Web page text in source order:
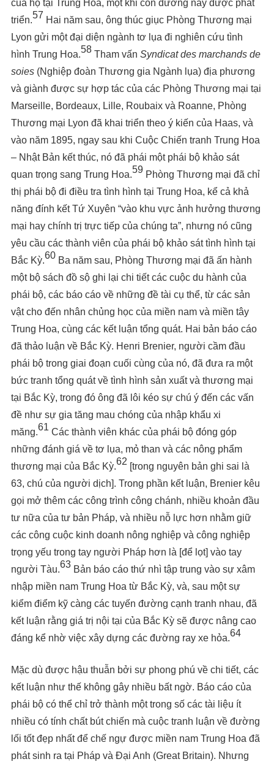
của họ tại Trung Hoa, một khi con đường này được phát
triển.57 Hai năm sau, ông thúc giục Phòng Thương mại
Lyon gửi một đại diện ngành tơ lụa đi nghiên cứu tình
hình Trung Hoa.58 Tham vấn Syndicat des marchands de
soies (Nghiệp đoàn Thương gia Ngành lụa) địa phương
và giành được sự hợp tác của các Phòng Thương mại tại
Marseille, Bordeaux, Lille, Roubaix và Roanne, Phòng
Thương mại Lyon đã khai triển theo ý kiến của Haas, và
vào năm 1895, ngay sau khi Cuộc Chiến tranh Trung Hoa
– Nhật Bản kết thúc, nó đã phái một phái bộ khảo sát
quan trọng sang Trung Hoa.59 Phòng Thương mại đã chỉ
thị phái bộ đi điều tra tình hình tại Trung Hoa, kể cả khả
năng đính kết Tứ Xuyên “vào khu vực ảnh hưởng thương
mại hay chính trị trực tiếp của chúng ta”, nhưng nó cũng
yêu cầu các thành viên của phái bộ khảo sát tình hình tại
Bắc Kỳ.60 Ba năm sau, Phòng Thương mại đã ấn hành
một bộ sách đồ sộ ghi lại chi tiết các cuộc du hành của
phái bộ, các báo cáo về những đề tài cụ thể, từ các sản
vật cho đến nhân chủng học của miền nam và miền tây
Trung Hoa, cùng các kết luận tổng quát. Hai bản báo cáo
đã thảo luận về Bắc Kỳ. Henri Brenier, người cầm đầu
phái bộ trong giai đoạn cuối cùng của nó, đã đưa ra một
bức tranh tổng quát về tình hình sản xuất và thương mại
tại Bắc Kỳ, trong đó ông đã lôi kéo sự chú ý đến các vấn
đề như sự gia tăng mau chóng của nhập khẩu xi
măng.61 Các thành viên khác của phái bộ đóng góp
những đánh giá về tơ lụa, mỏ than và các nông phẩm
thương mại của Bắc Kỳ.62 [trong nguyên bản ghi sai là
63, chú của người dịch]. Trong phần kết luận, Brenier kêu
gọi mở thêm các công trình công chánh, nhiều khoản đầu
tư nữa của tư bản Pháp, và nhiều nỗ lực hơn nhằm giữ
các công cuộc kinh doanh nông nghiệp và công nghiệp
trọng yếu trong tay người Pháp hơn là [để lọt] vào tay
người Tàu.63 Bản báo cáo thứ nhì tập trung vào sự xâm
nhập miền nam Trung Hoa từ Bắc Kỳ, và, sau một sự
kiểm điểm kỹ càng các tuyến đường cạnh tranh nhau, đã
kết luận rằng giá trị nội tại của Bắc Kỳ sẽ được nâng cao
đáng kể nhờ việc xây dựng các đường ray xe hỏa.64
Mặc dù được hậu thuẫn bởi sự phong phú về chi tiết, các
kết luận như thế không gây nhiều bất ngờ. Báo cáo của
phái bộ có thể chỉ trở thành một trong số các tài liệu ít
nhiều có tính chất bút chiến mà cuộc tranh luận về đường
lối tốt đẹp nhất để chế ngự được miền nam Trung Hoa đã
phát sinh ra tại Pháp và Đại Anh (Great Britain). Nhưng